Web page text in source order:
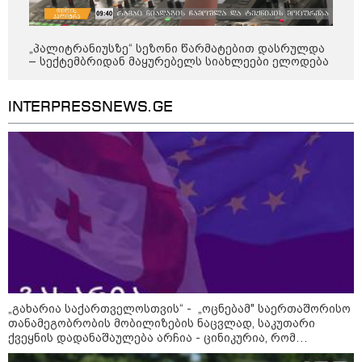
19:33 / 06-08-2026
რა სასჯელი ემუქრება ნია
ბრალდება წარუდგინა
კატეგორიის ყველა სიახლე
„დიდი რაოდენობით ბაღები
ნადგურდება, მთავარი გამოწვევა
უეცარი ხმობაა - მოსავალი
უკეთესია, 50 000 ტონამდე თხილს
ველოდებით“ - ასოციაცია
„ფასები 2-3 წელში გაორმაგდება“
- ლოკაციები თბილისის
შემოგარენში, სადაც შესაძლოა,
„პალიტრანიუსზე“ სეზონი წარმატებით დასრულდა
– სექტემბრიდან მაყურებელს სიახლეები ელოდება
INTERPRESSNEWS.GE
„გახარია საქართველოსთვის“ - „ოცნებამ" საერთაშორისო
თანამეგობრობის მობილიზების ნაცვლად, საკუთარი
ქვეყნის დადანაშაულება არჩია - ცინიკურია, რომ
ოკუპაციასა და ოკუპაციის მსხვერპლ მოქალაქეებზე მეტად